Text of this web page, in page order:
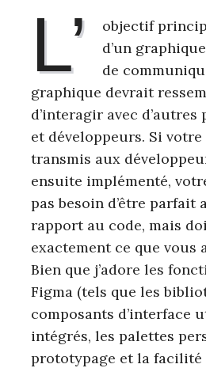
L’
objectif
d’un
de
graphique devrait
d’interagir avec
et développeurs. Si
transmis aux
ensuite implémenté,
pas besoin d’être parfait
rapport au code, mais
exactement ce que vous
Bien que j’adore les
Figma (tels que les
composants d’interface
intégrés, les palettes
prototypage et la facilité